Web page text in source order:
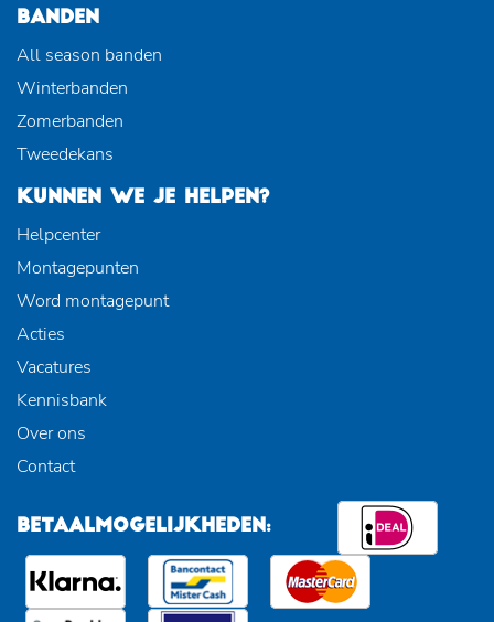
BANDEN
All season banden
Winterbanden
Zomerbanden
Tweedekans
KUNNEN WE JE HELPEN?
Helpcenter
Montagepunten
Word montagepunt
Acties
Vacatures
Kennisbank
Over ons
Contact
BETAALMOGELIJKHEDEN: